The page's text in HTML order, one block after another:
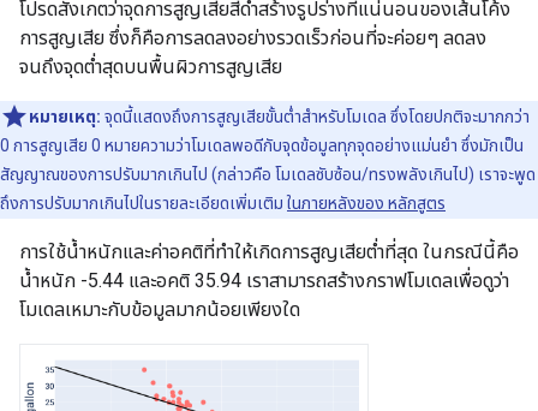
โปรดสังเกตว่าจุดการสูญเสียสีดำสร้างรูปร่างที่แน่นอนของเส้นโค้ง
การสูญเสีย ซึ่งก็คือการลดลงอย่างรวดเร็วก่อนที่จะค่อยๆ ลดลง
จนถึงจุดต่ำสุดบนพื้นผิวการสูญเสีย
หมายเหตุ: จุดนี้แสดงถึงการสูญเสียขั้นต่ำสำหรับโมเดล ซึ่งโดยปกติจะมากกว่า
0 การสูญเสีย 0 หมายความว่าโมเดลพอดีกับจุดข้อมูลทุกจุดอย่างแม่นยำ ซึ่งมักเป็น
สัญญาณของการปรับมากเกินไป (กล่าวคือ โมเดลซับซ้อน/ทรงพลังเกินไป) เราจะพูด
ถึงการปรับมากเกินไปในรายละเอียดเพิ่มเติม ในภายหลังของ หลักสูตร
การใช้น้ำหนักและค่าอคติที่ทำให้เกิดการสูญเสียต่ำที่สุด ในกรณีนี้คือ
น้ำหนัก -5.44 และอคติ 35.94 เราสามารถสร้างกราฟโมเดลเพื่อดูว่า
โมเดลเหมาะกับข้อมูลมากน้อยเพียงใด